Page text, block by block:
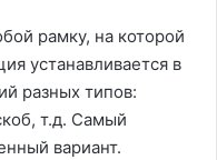
рамку, на которой
устанавливается в
разных типов:
т.д. Самый
вариант.